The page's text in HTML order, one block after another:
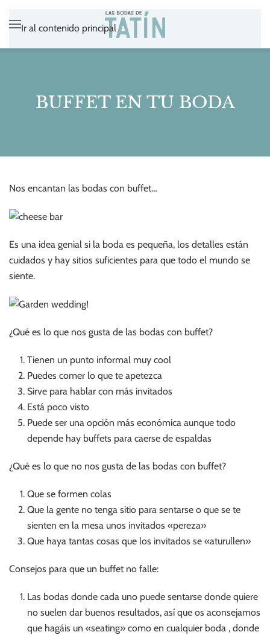
Ir al contenido principal
BUFFET EN TU BODA
Nos encantan las bodas con buffet…
Es una idea genial si la boda es pequeña, los detalles están
cuidados y hay sitios suficientes para que todo el mundo se
siente.
¿Qué es lo que nos gusta de las bodas con buffet?
Tienen un punto informal muy cool
Puedes comer lo que te apetezca
Sirve para hablar con más invitados
Está poco visto
Puede ser una opción más económica aunque todo
depende hay buffets para caerse de espaldas
¿Qué es lo que no nos gusta de las bodas con buffet?
Que se formen colas
Que la gente no tenga sitio para sentarse o que se te
sienten en la mesa unos invitados «pereza»
Que haya tantas cosas que los invitados se «aturullen»
Consejos para que un buffet no falle:
Las bodas donde cada uno puede sentarse donde quiere
no suelen dar buenos resultados, así que os aconsejamos
que hagáis un «seating» como en cualquier boda , donde